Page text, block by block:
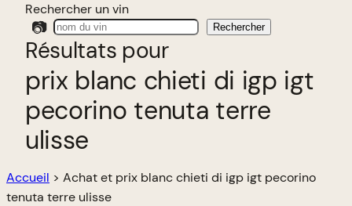
Rechercher un vin
📷 Rechercher
Résultats pour
prix blanc chieti di igp igt
pecorino tenuta terre
ulisse
Accueil > Achat et prix blanc chieti di igp igt pecorino
tenuta terre ulisse